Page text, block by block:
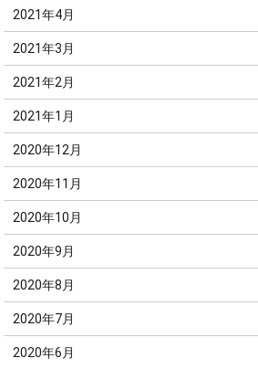
2021年4月
2021年3月
2021年2月
2021年1月
2020年12月
2020年11月
2020年10月
2020年9月
2020年8月
2020年7月
2020年6月